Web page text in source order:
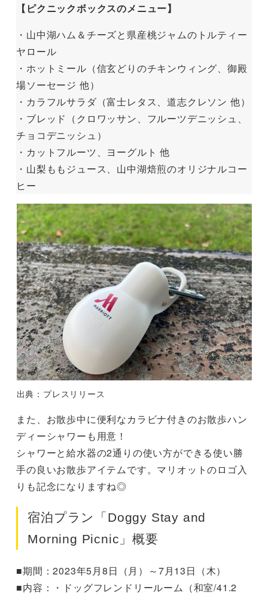
【ピクニックボックスのメニュー】
・山中湖ハム＆チーズと県産桃ジャムのトルティー
ヤロール
・ホットミール（信玄どりのチキンウィング、御殿
場ソーセージ 他）
・カラフルサラダ（富士レタス、道志クレソン 他）
・ブレッド（クロワッサン、フルーツデニッシュ、
チョコデニッシュ）
・カットフルーツ、ヨーグルト 他
・山梨ももジュース、山中湖焙煎のオリジナルコー
ヒー
出典：プレスリリース
また、お散歩中に便利なカラビナ付きのお散歩ハン
ディーシャワーも用意！
シャワーと給水器の2通りの使い方ができる使い勝
手の良いお散歩アイテムです。マリオットのロゴ入
りも記念になりますね◎
宿泊プラン「Doggy Stay and
Morning Picnic」概要
■期間：2023年5月8日（月）～7月13日（木）
■内容：・ドッグフレンドリールーム（和室/41.2